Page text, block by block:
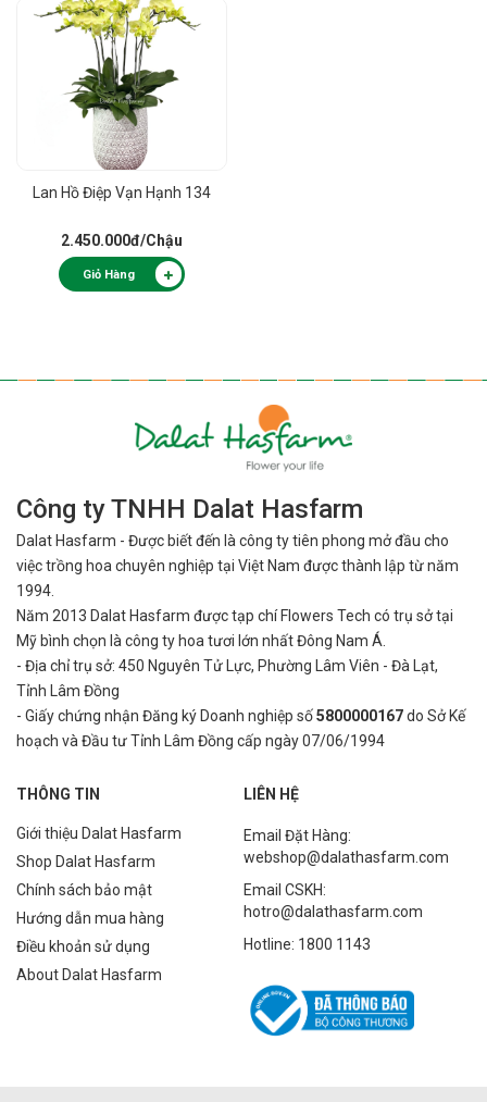
Lan Hồ Điệp Vạn Hạnh 134
2.450.000đ/Chậu
Giỏ Hàng
Công ty TNHH Dalat Hasfarm
Dalat Hasfarm - Được biết đến là công ty tiên phong mở đầu cho
việctrồng hoa chuyên nghiệp tại Việt Nam được thành lập từ năm
1994.
Năm 2013 Dalat Hasfarm được tạp chí Flowers Tech có trụ sở tại
Mỹ bình chọn là công ty hoa tươi lớn nhất Đông Nam Á.
- Địa chỉ trụ sở: 450 Nguyên Tử Lực, Phường Lâm Viên - Đà Lạt,
Tỉnh Lâm Đồng
- Giấy chứng nhận Đăng ký Doanh nghiệp số5800000167do Sở Kế
hoạch và Đầu tư Tỉnh Lâm Đồng cấp ngày 07/06/1994
THÔNG TIN
Giới thiệu Dalat Hasfarm
Shop Dalat Hasfarm
Chính sách bảo mật
Hướng dẫn mua hàng
Điều khoản sử dụng
About Dalat Hasfarm
LIÊN HỆ
Email Đặt Hàng:
webshop@dalathasfarm.com
Email CSKH:
hotro@dalathasfarm.com
Hotline: 1800 1143